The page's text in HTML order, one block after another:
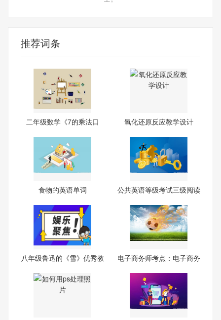
推荐词条
二年级数学《7的乘法口
氧化还原反应教学设计
食物的英语单词
公共英语等级考试三级阅读
八年级鲁迅的《雪》优秀教
电子商务师考点：电子商务